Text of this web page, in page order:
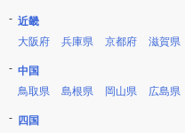
近畿
大阪府
兵庫県 京都府 滋賀県
中国
鳥取県
島根県 岡山県 広島県
四国